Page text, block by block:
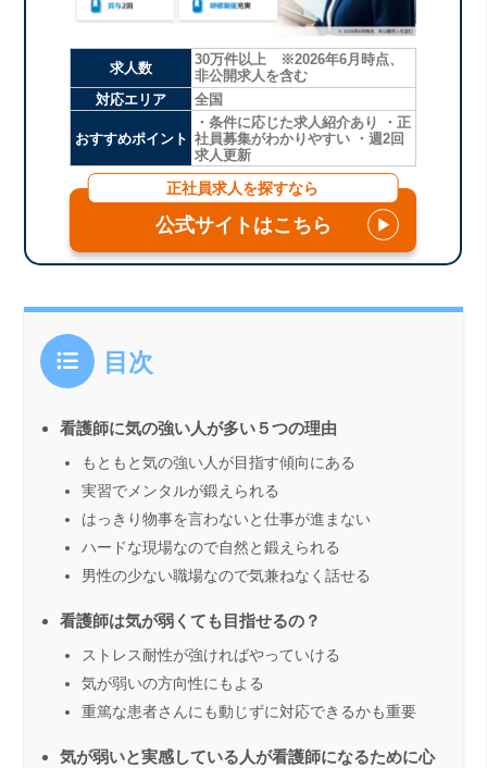
求人数
30万件以上 ※2026年6月時点、
非公開求人を含む
対応エリア
全国
おすすめポイント
・条件に応じた求人紹介あり ・正
社員募集がわかりやすい ・週2回
求人更新
正社員求人を探すなら
公式サイトはこちら ▶
目次
看護師に気の強い人が多い５つの理由
もともと気の強い人が目指す傾向にある
実習でメンタルが鍛えられる
はっきり物事を言わないと仕事が進まない
ハードな現場なので自然と鍛えられる
男性の少ない職場なので気兼ねなく話せる
看護師は気が弱くても目指せるの？
ストレス耐性が強ければやっていける
気が弱いの方向性にもよる
重篤な患者さんにも動じずに対応できるかも重要
気が弱いと実感している人が看護師になるために心